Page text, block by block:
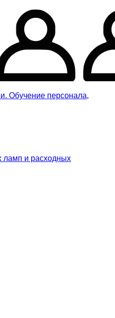
Обучение персонала,
ламп и расходных